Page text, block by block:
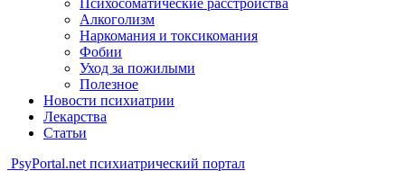
Психосоматические расстройства
Алкоголизм
Наркомания и токсикомания
Фобии
Уход за пожилыми
Полезное
Новости психиатрии
Лекарства
Статьи
PsyPortal.net психиатрический портал